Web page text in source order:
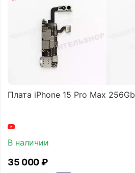
Плата iPhone 15 Pro Max 256Gb
В наличии
35 000₽